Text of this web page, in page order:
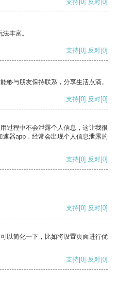
支持[0] 反对[0]
丰富。
支持[0] 反对[0]
够与朋友保持联系，分享生活点滴。
支持[0] 反对[0]
过程中不会泄露个人信息，这让我很
器app，经常会出现个人信息泄露的
支持[0] 反对[0]
支持[0] 反对[0]
以简化一下，比如将设置页面进行优
支持[0] 反对[0]